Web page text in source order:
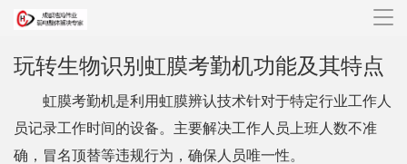
导
玩转生物识别虹膜考勤机功能及其特点
虹膜考勤机是利用虹膜辨认技术针对于特定行业工作人
员记录工作时间的设备。主要解决工作人员上班人数不准
确，冒名顶替等违规行为，确保人员唯一性。